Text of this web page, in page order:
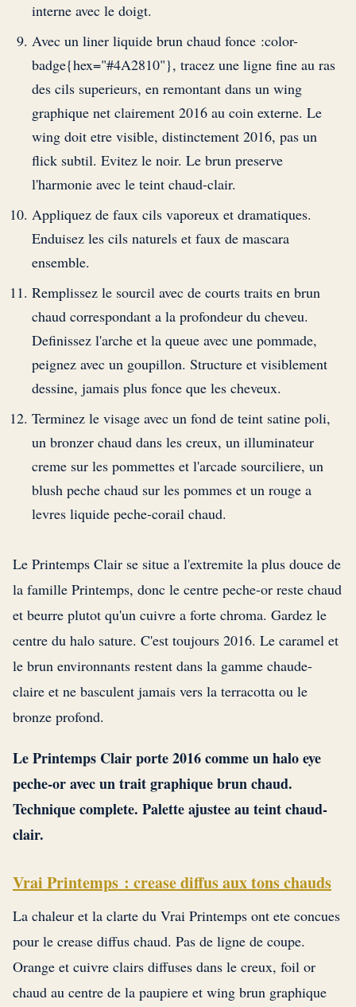
interne avec le doigt.
Avec un liner liquide brun chaud fonce :color-
badge{hex="#4A2810"}, tracez une ligne fine au ras
des cils superieurs, en remontant dans un wing
graphique net clairement 2016 au coin externe. Le
wing doit etre visible, distinctement 2016, pas un
flick subtil. Evitez le noir. Le brun preserve
l'harmonie avec le teint chaud-clair.
Appliquez de faux cils vaporeux et dramatiques.
Enduisez les cils naturels et faux de mascara
ensemble.
Remplissez le sourcil avec de courts traits en brun
chaud correspondant a la profondeur du cheveu.
Definissez l'arche et la queue avec une pommade,
peignez avec un goupillon. Structure et visiblement
dessine, jamais plus fonce que les cheveux.
Terminez le visage avec un fond de teint satine poli,
un bronzer chaud dans les creux, un illuminateur
creme sur les pommettes et l'arcade sourciliere, un
blush peche chaud sur les pommes et un rouge a
levres liquide peche-corail chaud.
Le Printemps Clair se situe a l'extremite la plus douce de
la famille Printemps, donc le centre peche-or reste chaud
et beurre plutot qu'un cuivre a forte chroma. Gardez le
centre du halo sature. C'est toujours 2016. Le caramel et
le brun environnants restent dans la gamme chaude-
claire et ne basculent jamais vers la terracotta ou le
bronze profond.
Le Printemps Clair porte 2016 comme un halo eye
peche-or avec un trait graphique brun chaud.
Technique complete. Palette ajustee au teint chaud-
clair.
Vrai Printemps : crease diffus aux tons chauds
La chaleur et la clarte du Vrai Printemps ont ete concues
pour le crease diffus chaud. Pas de ligne de coupe.
Orange et cuivre clairs diffuses dans le creux, foil or
chaud au centre de la paupiere et wing brun graphique